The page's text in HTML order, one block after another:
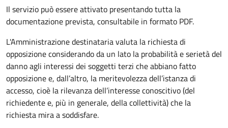
Il servizio può essere attivato presentando tutta la
documentazione prevista, consultabile in formato PDF.
L'Amministrazione destinataria valuta la richiesta di
opposizione considerando da un lato la probabilità e serietà del
danno agli interessi dei soggetti terzi che abbiano fatto
opposizione e, dall’altro, la meritevolezza dell’istanza di
accesso, cioè la rilevanza dell’interesse conoscitivo (del
richiedente e, più in generale, della collettività) che la
richiesta mira a soddisfare.